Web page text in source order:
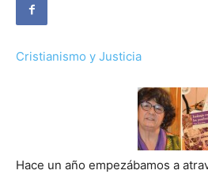
Cristianismo y Justicia
Hace un año empezábamos a